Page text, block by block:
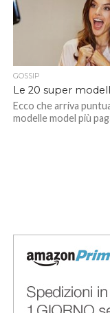
GOSSIP
Le 20 super
Ecco che arriva
modelle model più